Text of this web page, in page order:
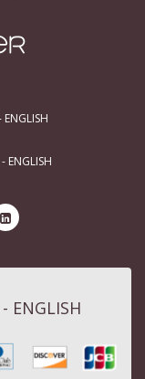
ENGLISH
ENGLISH